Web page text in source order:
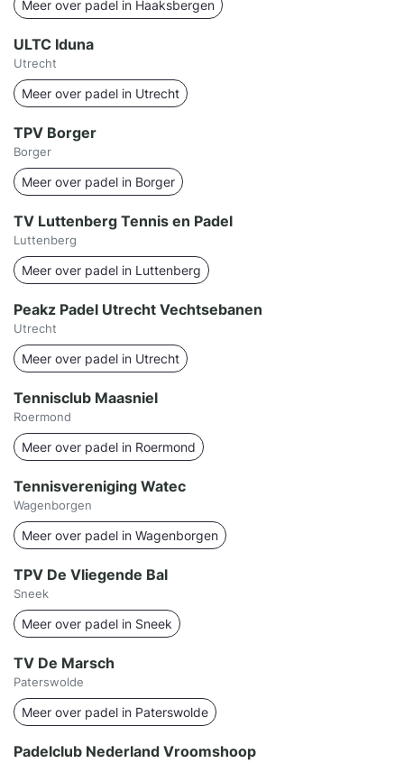
Meer over padel in Haaksbergen
ULTC Iduna
Utrecht
Meer over padel in Utrecht
TPV Borger
Borger
Meer over padel in Borger
TV Luttenberg Tennis en Padel
Luttenberg
Meer over padel in Luttenberg
Peakz Padel Utrecht Vechtsebanen
Utrecht
Meer over padel in Utrecht
Tennisclub Maasniel
Roermond
Meer over padel in Roermond
Tennisvereniging Watec
Wagenborgen
Meer over padel in Wagenborgen
TPV De Vliegende Bal
Sneek
Meer over padel in Sneek
TV De Marsch
Paterswolde
Meer over padel in Paterswolde
Padelclub Nederland Vroomshoop